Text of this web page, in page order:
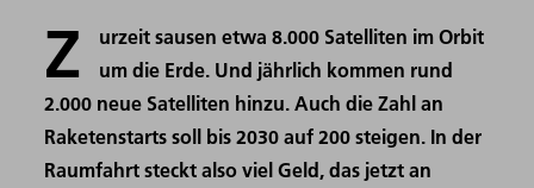
Z
urzeit sausen etwa 8.000 Satelliten im Orbit
um die Erde. Und jährlich kommen rund
2.000 neue Satelliten hinzu. Auch die Zahl an
Raketenstarts soll bis 2030 auf 200 steigen. In der
Raumfahrt steckt also viel Geld, das jetzt an